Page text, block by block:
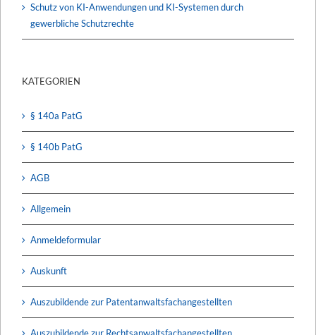
Schutz von KI-Anwendungen und KI-Systemen durch
gewerbliche Schutzrechte
KATEGORIEN
§ 140a PatG
§ 140b PatG
AGB
Allgemein
Anmeldeformular
Auskunft
Auszubildende zur Patentanwaltsfachangestellten
Auszubildende zur Rechtsanwaltsfachangestellten